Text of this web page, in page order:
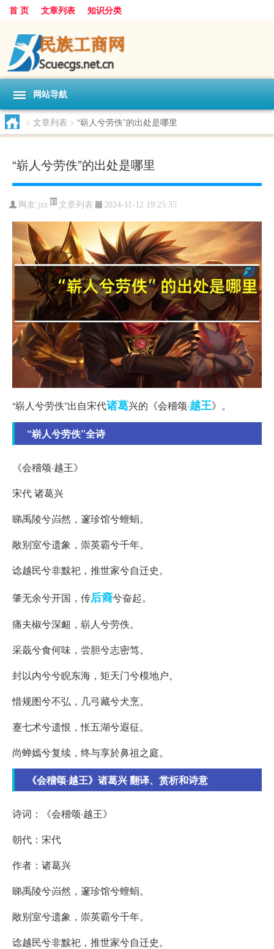
首 页 文章列表 知识分类
网站导航
> 文章列表 > “崭人兮劳佚”的出处是哪里
“崭人兮劳佚”的出处是哪里
网友:jzz 文章列表 2024-11-12 19:25:35
“崭人兮劳佚”出自宋代诸葛兴的《会稽颂·越王》。
“崭人兮劳佚”全诗
《会稽颂·越王》
宋代 诸葛兴
睇禹陵兮岿然，邃珍馆兮蟺蜎。
敞别室兮遗象，崇英霸兮千年。
谂越民兮非黩祀，推世家兮自迁史。
肇无余兮开国，传后裔兮奋起。
痛夫椒兮深衄，崭人兮劳佚。
采蕺兮食何味，尝胆兮志密笃。
封以内兮兮睨东海，矩天门兮模地户。
惜规图兮不弘，几弓藏兮犬烹。
蹇七术兮遗恨，怅五湖兮遐征。
尚蝉嫣兮复续，终与享於鼻祖之庭。
《会稽颂·越王》诸葛兴 翻译、赏析和诗意
诗词：《会稽颂·越王》
朝代：宋代
作者：诸葛兴
睇禹陵兮岿然，邃珍馆兮蟺蜎。
敞别室兮遗象，崇英霸兮千年。
谂越民兮非黩祀，推世家兮自迁史。